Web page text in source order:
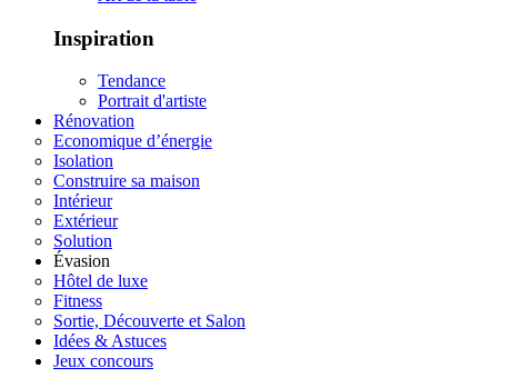
Inspiration
Tendance
Portrait d'artiste
Rénovation
Economique d’énergie
Isolation
Construire sa maison
Intérieur
Extérieur
Solution
Évasion
Hôtel de luxe
Fitness
Sortie, Découverte et Salon
Idées & Astuces
Jeux concours